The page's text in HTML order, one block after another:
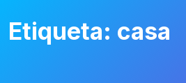
Etiqueta: casa